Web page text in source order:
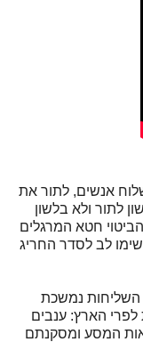
אנשים, לתור את
לתור ולא בלשון
חטא המרגלים
לב לסדר החריג
השליחות נמשכת
לפרי הארץ: ענבים
המסע ומסקנתם